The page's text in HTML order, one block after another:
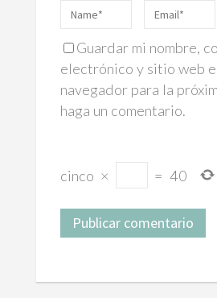
Guardar mi nombre,
electrónico y sitio web
navegador para la
haga un comentario.
cinco × = 40